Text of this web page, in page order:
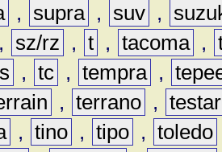
, supra , suv ,
, sz/rz , t , tacoma ,
, tc , tempra ,
, terrano ,
, tino , tipo , toledo